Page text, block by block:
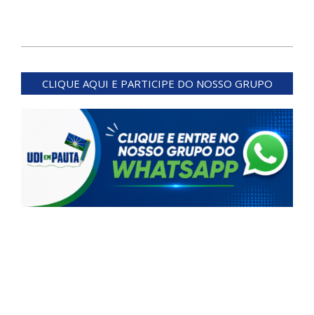
06-
CLIQUE AQUI E PARTICIPE DO NOSSO GRUPO